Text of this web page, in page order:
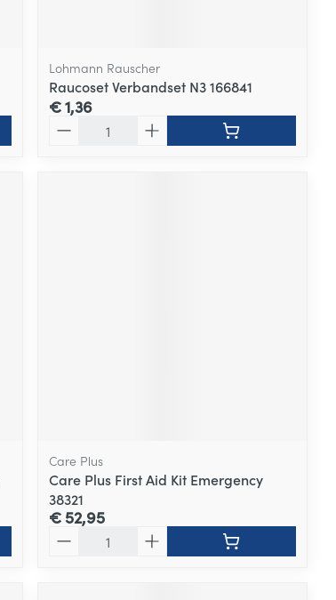
Lohmann Rauscher
Raucoset Verbandset N3 166841
€ 1,36
Care Plus
Care Plus First Aid Kit Emergency
38321
€ 52,95